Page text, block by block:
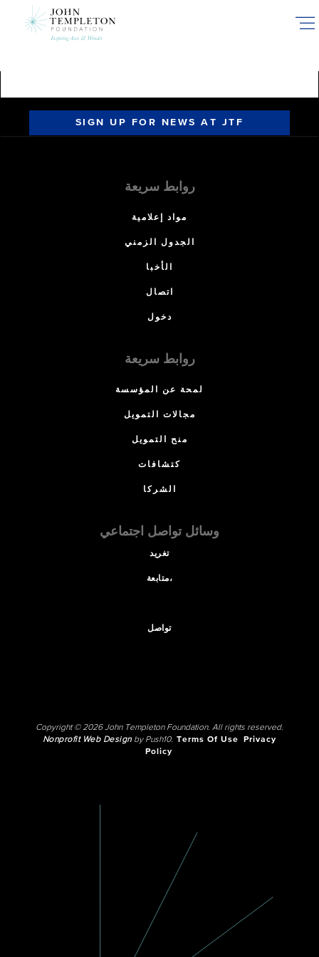
SIGN UP FOR NEWS AT JTF
روابط سريعة
مواد إعلامية
الجدول الزمني
الأخبا
اتصال
دخول
روابط سريعة
لمحة عن المؤسسة
مجالات التمويل
منح التمويل
كتشافات
الشركا
وسائل تواصل اجتماعي
تغريد
متابعة،
تواصل
Copyright © 2026 John Templeton Foundation. All rights reserved.
Nonprofit Web Designby Push10. Terms Of Use
Privacy
Policy